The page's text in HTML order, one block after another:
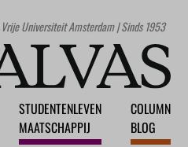
Universiteit Amsterdam | Sinds 1953
STUDENTENLEVEN
MAATSCHAPPIJ
COLUMN
BLOG